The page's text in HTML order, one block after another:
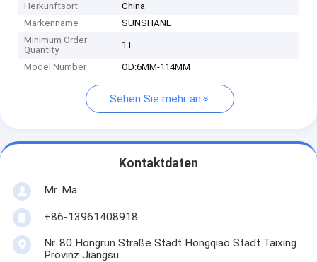
Herkunftsort
China
Markenname
SUNSHANE
Minimum Order
Quantity
1T
Model Number OD:6MM-114MM
Sehen Sie mehr an
Kontaktdaten
Mr. Ma
+86-13961408918
Nr. 80 Hongrun Straße Stadt Hongqiao Stadt Taixing
Provinz Jiangsu